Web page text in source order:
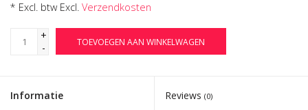
* Excl. btw Excl. Verzendkosten
+
-
TOEVOEGEN AAN WINKELWAGEN
Informatie Reviews (0)